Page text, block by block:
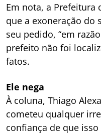
Em nota, a Prefeitura
que a exoneração do
seu pedido, “em
prefeito não foi
fatos.
Ele nega
À coluna, Thiago
cometeu qualquer
confiança de que